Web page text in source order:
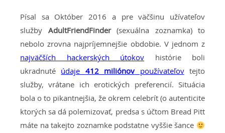
Písal sa Október 2016 a pre väčšinu užívateľov
služby AdultFriendFinder(sexuálna zoznamka) to
nebolo zrovna najpríjemnejšie obdobie. V jednom z
najväčších hackerských útokov histórie boli
ukradnuté údaje 412 miliónovpoužívateľovtejto
služby, vrátane ich erotických preferencií. Situácia
bola o to pikantnejšia, že okrem celebrít (o autenticite
ktorých sa dá polemizovať, predsa s účtom Bread Pitt
máte na takejto zoznamke podstatne vyššie šance